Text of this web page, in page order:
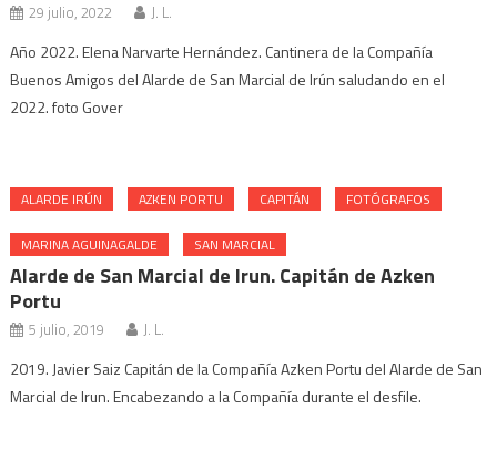
29 julio, 2022 J. L.
Año 2022. Elena Narvarte Hernández. Cantinera de la Compañía
Buenos Amigos del Alarde de San Marcial de Irún saludando en el
2022. foto Gover
ALARDE IRÚN AZKEN PORTU CAPITÁN FOTÓGRAFOS
MARINA AGUINAGALDE SAN MARCIAL
Alarde de San Marcial de Irun. Capitán de Azken
Portu
5 julio, 2019 J. L.
2019. Javier Saiz Capitán de la Compañía Azken Portu del Alarde de San
Marcial de Irun. Encabezando a la Compañía durante el desfile.